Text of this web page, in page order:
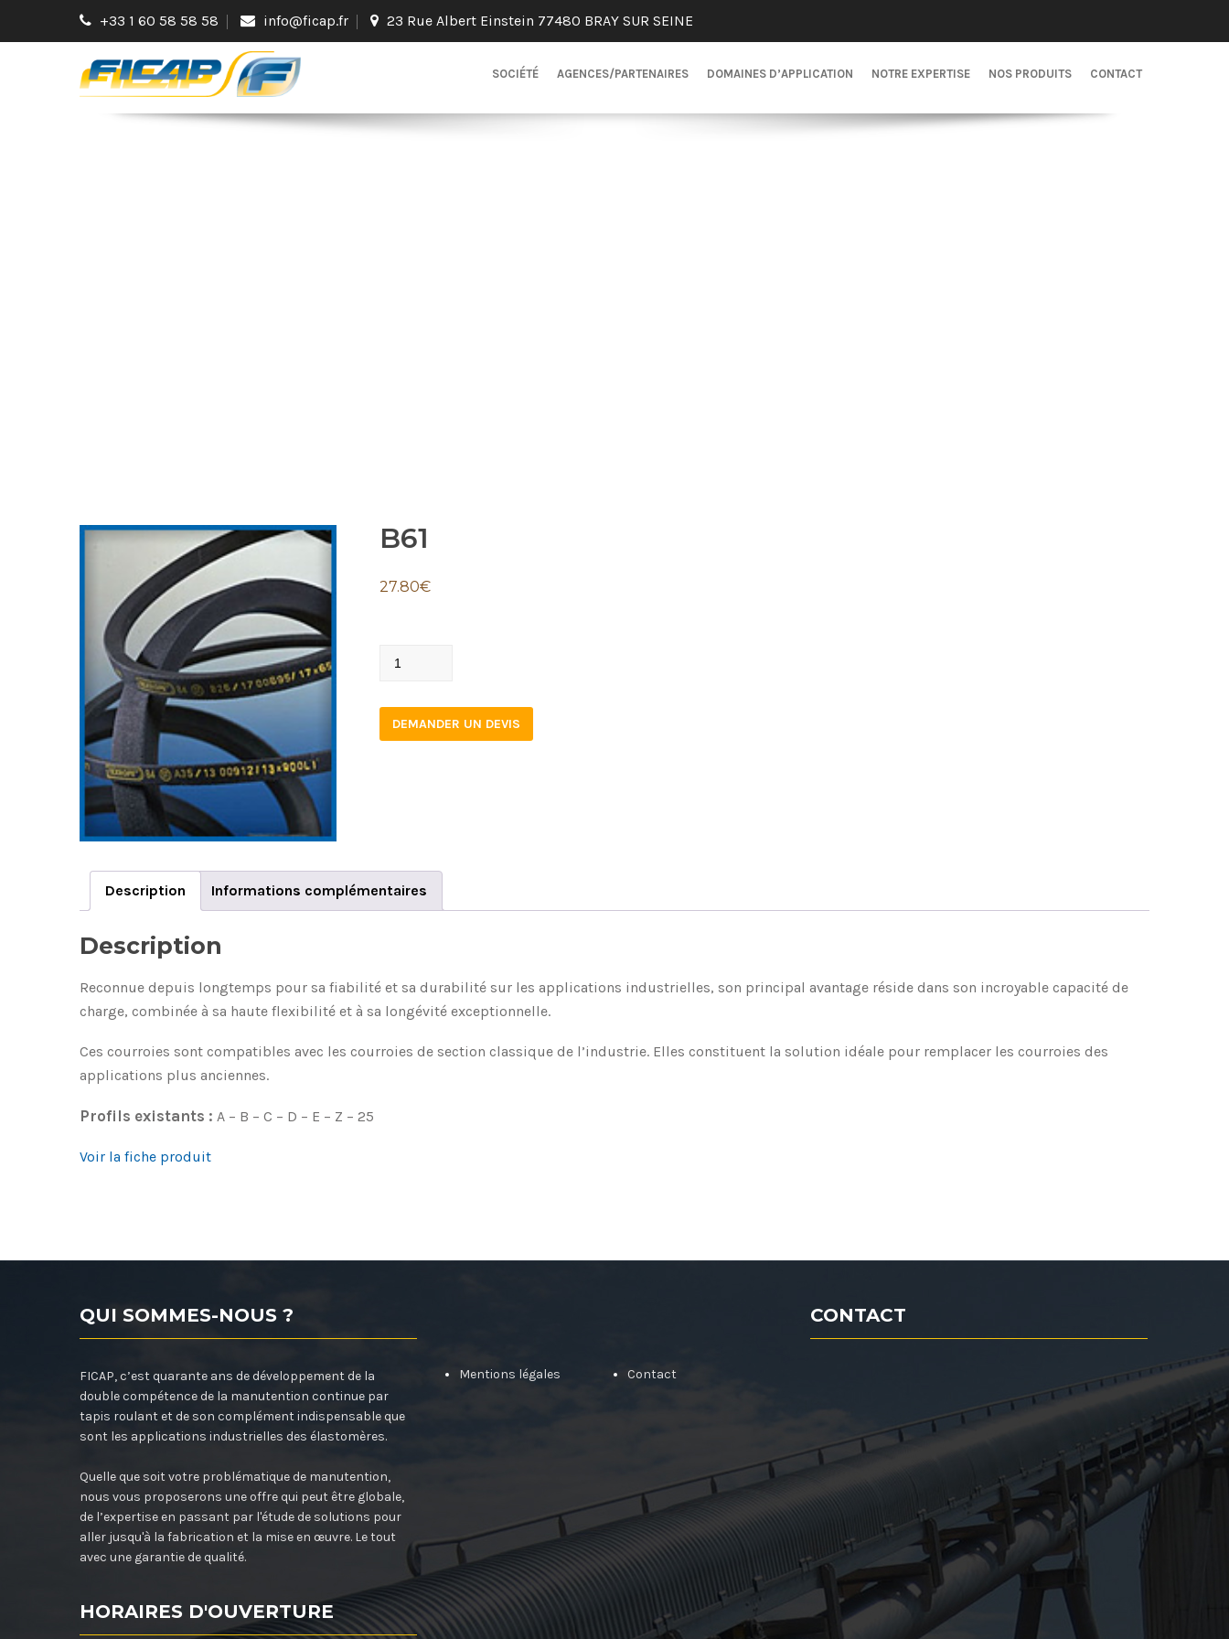
+33 1 60 58 58 58 info@ficap.fr 23 Rue Albert Einstein 77480 BRAY SUR SEINE
SOCIÉTÉ AGENCES/PARTENAIRES DOMAINES D’APPLICATION NOTRE EXPERTISE NOS PRODUITS CONTACT
B61
27.80€
B61
DEMANDER UN DEVIS
Description Informations complémentaires
Description
Reconnue depuis longtemps pour sa fiabilité et sa durabilité sur les applications industrielles, son principal avantage réside dans son incroyable capacité de
charge, combinée à sa haute flexibilité et à sa longévité exceptionnelle.
Ces courroies sont compatibles avec les courroies de section classique de l’industrie. Elles constituent la solution idéale pour remplacer les courroies des
applications plus anciennes.
Profils existants : A – B – C – D – E – Z – 25
Voir la fiche produit
QUI SOMMES-NOUS ?
FICAP, c’est quarante ans de développement de la
double compétence de la manutention continue par
tapis roulant et de son complément indispensable que
sont les applications industrielles des élastomères.
Quelle que soit votre problématique de manutention,
nous vous proposerons une offre qui peut être globale,
de l’expertise en passant par l'étude de solutions pour
aller jusqu'à la fabrication et la mise en œuvre. Le tout
avec une garantie de qualité.
HORAIRES D'OUVERTURE
Mentions légales Contact
CONTACT